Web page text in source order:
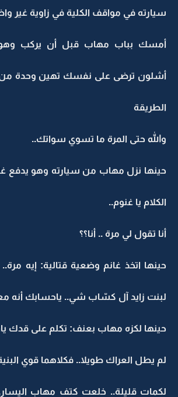
سيارته في مواقف الكلية في زاوية غير
أمسك بباب مهاب قبل أن يركب
أشلون ترضى على نفسك تهين وحدة من
الطريقة
والله حتى المرة ما تسوي سواتك..
حينها نزل مهاب من سيارته وهو يدفع
الكلام يا غنوم..
أنا تقول لي مرة .. أنا؟؟
حينها اتخذ غانم وضعية قتالية: إيه مرة..
لبنت زايد آل كسّاب شي.. ياحسابك أنه
حينها لكزه مهاب بعنف: تكلم على قدك
لم يطل العراك طويلا.. فكلاهما قوي
لكمات قليلة.. خلعت كتف مهاب